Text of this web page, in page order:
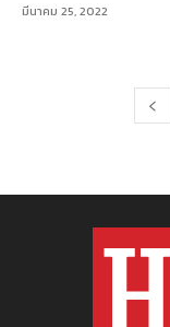
มีนาคม 25, 2022